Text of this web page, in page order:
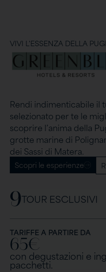
VIVI L'ESSENZA DELLA
Rendi indimenticabile il
selezionato per te le
scoprire l’anima della
grotte marine di
dei Sassi di Matera.
Scopri le esperienze
9TOUR ESCLUSIVI
TARIFFE A PARTIRE DA
65€
con degustazioni e
pacchetti.